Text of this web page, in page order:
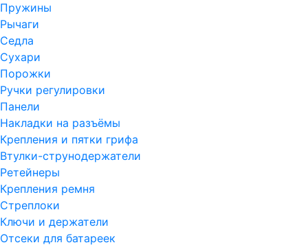
Пружины
Рычаги
Седла
Сухари
Порожки
Ручки регулировки
Панели
Накладки на разъёмы
Крепления и пятки грифа
Втулки-струнодержатели
Ретейнеры
Крепления ремня
Стреплоки
Ключи и держатели
Отсеки для батареек